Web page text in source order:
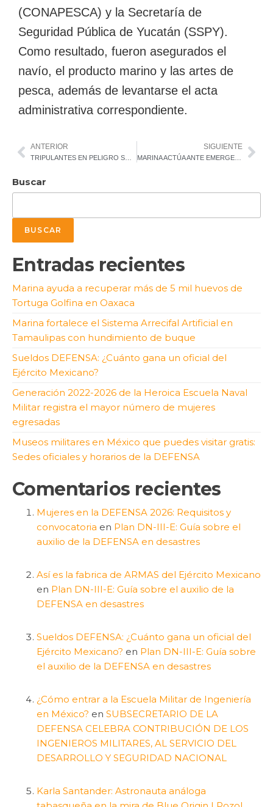
(CONAPESCA) y la Secretaría de
Seguridad Pública de Yucatán (SSPY).
Como resultado, fueron asegurados el
navío, el producto marino y las artes de
pesca, además de levantarse el acta
administrativa correspondiente.
ANTERIOR SIGUIENTE
MARINA ACTÚA ANTE EMERGENCIA Y RESCATA A SIETE PERSONAS EN PUERTO PROGRESO, YUCATÁN
Buscar
BUSCAR
Entradas recientes
Marina ayuda a recuperar más de 5 mil huevos de
Tortuga Golfina en Oaxaca
Marina fortalece el Sistema Arrecifal Artificial en
Tamaulipas con hundimiento de buque
Sueldos DEFENSA: ¿Cuánto gana un oficial del
Ejército Mexicano?
Generación 2022-2026 de la Heroica Escuela Naval
Militar registra el mayor número de mujeres
egresadas
Museos militares en México que puedes visitar gratis:
Sedes oficiales y horarios de la DEFENSA
Comentarios recientes
Mujeres en la DEFENSA 2026: Requisitos y
convocatoria en Plan DN-III-E: Guía sobre el
auxilio de la DEFENSA en desastres
Así es la fabrica de ARMAS del Ejército Mexicano
en Plan DN-III-E: Guía sobre el auxilio de la
DEFENSA en desastres
Sueldos DEFENSA: ¿Cuánto gana un oficial del
Ejército Mexicano? en Plan DN-III-E: Guía sobre
el auxilio de la DEFENSA en desastres
¿Cómo entrar a la Escuela Militar de Ingeniería
en México? en SUBSECRETARIO DE LA
DEFENSA CELEBRA CONTRIBUCIÓN DE LOS
INGENIEROS MILITARES, AL SERVICIO DEL
DESARROLLO Y SEGURIDAD NACIONAL
Karla Santander: Astronauta análoga